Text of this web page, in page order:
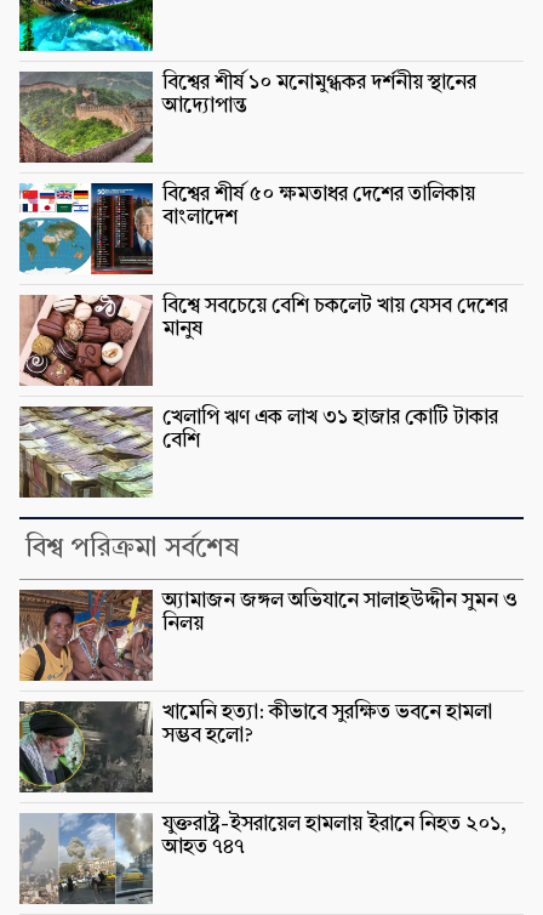
বিশ্বের শীর্ষ ১০ মনোমুগ্ধকর দর্শনীয় স্থানের
আদ্যোপান্ত
বিশ্বের শীর্ষ ৫০ ক্ষমতাধর দেশের তালিকায়
বাংলাদেশ
বিশ্বে সবচেয়ে বেশি চকলেট খায় যেসব দেশের
মানুষ
খেলাপি ঋণ এক লাখ ৩১ হাজার কোটি টাকার
বেশি
বিশ্ব পরিক্রমা সর্বশেষ
অ্যামাজন জঙ্গল অভিযানে সালাহউদ্দীন সুমন ও
নিলয়
খামেনি হত্যা: কীভাবে সুরক্ষিত ভবনে হামলা
সম্ভব হলো?
যুক্তরাষ্ট্র-ইসরায়েল হামলায় ইরানে নিহত ২০১,
আহত ৭৪৭